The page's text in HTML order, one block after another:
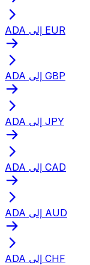
ADA إلى EUR
ADA إلى GBP
ADA إلى JPY
ADA إلى CAD
ADA إلى AUD
ADA إلى CHF